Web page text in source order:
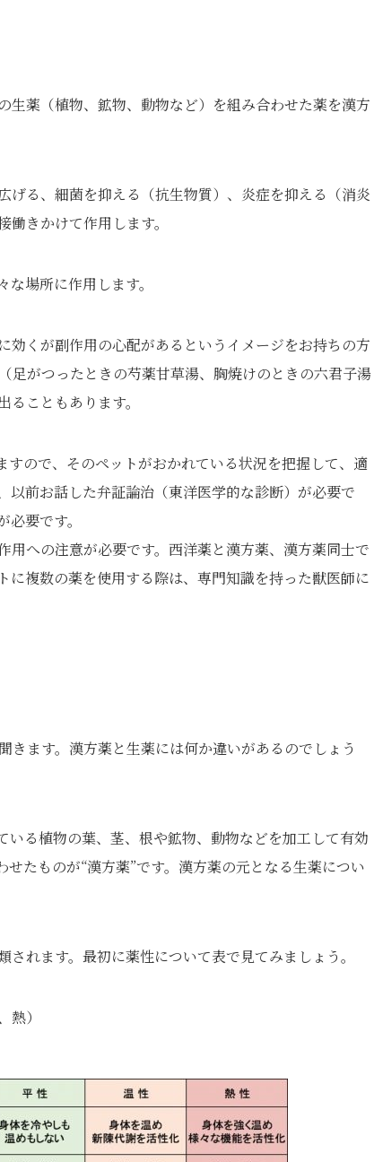
薬（植物、鉱物、動物など）を組み合わせた薬を漢方
る、細菌を抑える（抗生物質）、炎症を抑える（消炎
きかけて作用します。
場所に作用します。
くが副作用の心配があるというイメージをお持ちの方
足がつったときの芍薬甘草湯、胸焼けのときの六君子湯
こともあります。
ので、そのペットがおかれている状況を把握して、適
前お話した弁証論治（東洋医学的な診断）が必要で
要です。
用への注意が必要です。西洋薬と漢方薬、漢方薬同士で
複数の薬を使用する際は、専門知識を持った獣医師に
きます。漢方薬と生薬には何か違いがあるのでしょう
る植物の葉、茎、根や鉱物、動物などを加工して有効
たものが“漢方薬”です。漢方薬の元となる生薬につい
されます。最初に薬性について表で見てみましょう。
熱）